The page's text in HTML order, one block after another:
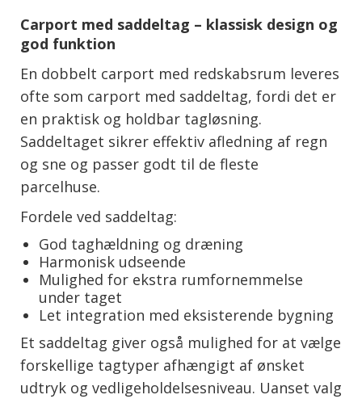
Carport med saddeltag – klassisk design og
god funktion
En dobbelt carport med redskabsrum leveres
ofte som carport med saddeltag, fordi det er
en praktisk og holdbar tagløsning.
Saddeltaget sikrer effektiv afledning af regn
og sne og passer godt til de fleste
parcelhuse.
Fordele ved saddeltag:
God taghældning og dræning
Harmonisk udseende
Mulighed for ekstra rumfornemmelse
under taget
Let integration med eksisterende bygning
Et saddeltag giver også mulighed for at vælge
forskellige tagtyper afhængigt af ønsket
udtryk og vedligeholdelsesniveau. Uanset valg